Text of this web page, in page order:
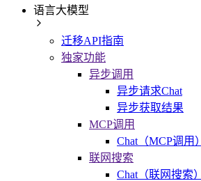
语言大模型
迁移API指南
独家功能
异步调用
异步请求Chat
异步获取结果
MCP调用
Chat（MCP调用）
联网搜索
Chat（联网搜索）